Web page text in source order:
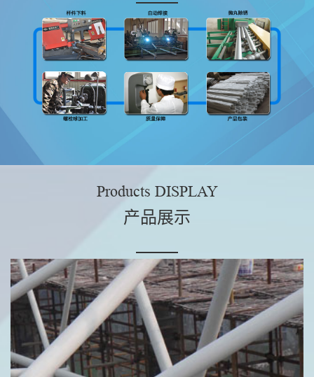
Products DISPLAY
产品展示